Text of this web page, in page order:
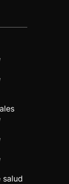
salud